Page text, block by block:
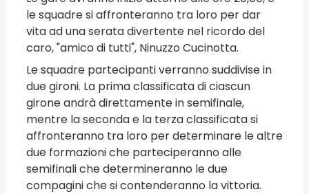
le squadre si affronteranno tra loro per dar
vita ad una serata divertente nel ricordo del
caro, "amico di tutti", Ninuzzo Cucinotta.
Le squadre partecipanti verranno suddivise in
due gironi. La prima classificata di ciascun
girone andrà direttamente in semifinale,
mentre la seconda e la terza classificata si
affronteranno tra loro per determinare le altre
due formazioni che parteciperanno alle
semifinali che determineranno le due
compagini che si contenderanno la vittoria.